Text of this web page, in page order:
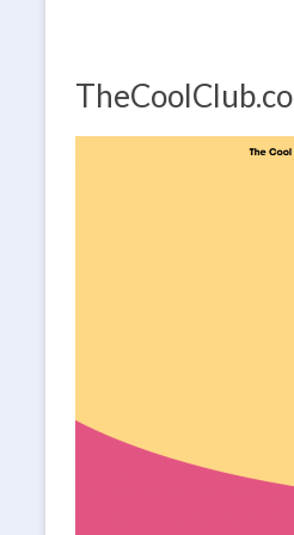
TheCoolClub.co